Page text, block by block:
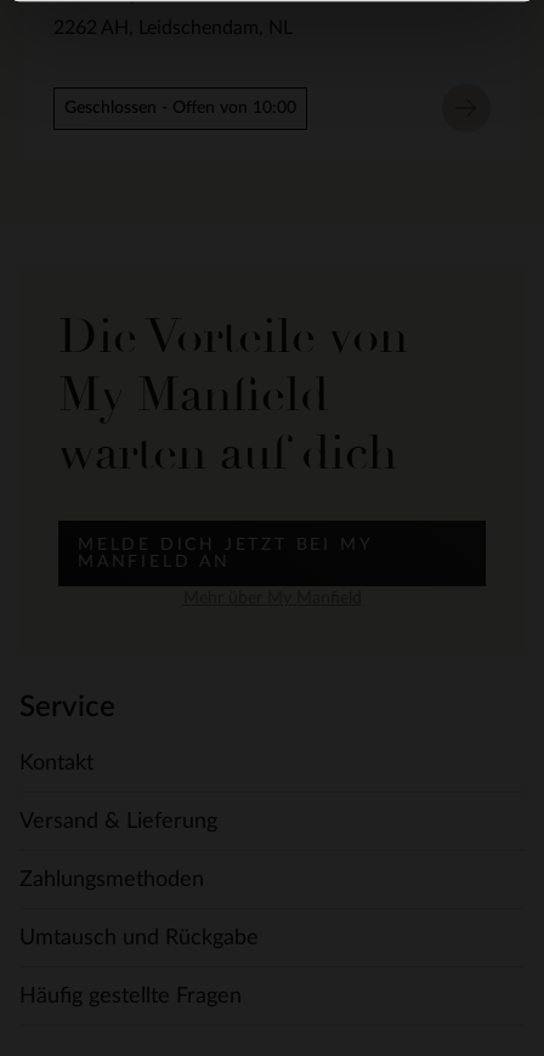
2262 AH
Leidschendam NL
Geschlossen - Offen von 10:00
Die Vorteile von
My Manfield
warten auf dich
MELDE DICH JETZT BEI MY
MANFIELD AN
Service
Kontakt
Versand & Lieferung
Zahlungsmethoden
Umtausch und Rückgabe
Häufig gestellte Fragen